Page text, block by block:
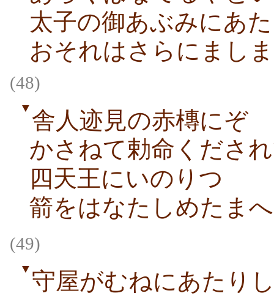
太子の御あぶみにあ
おそれはさらにまし
(48)
▼ 舎人迹見の赤槫にぞ
かさねて勅命くださ
四天王にいのりつゝ
箭をはなたしめたま
(49)
▼ 守屋がむねにあたり